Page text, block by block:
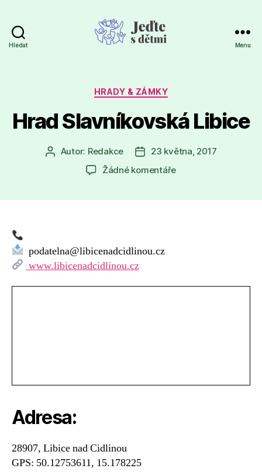
Hledat Menu
Rubriky
HRADY & ZÁMKY
Hrad Slavníkovská Libice
Autor
příspěvku
Autor: Redakce
Datum
příspěvku
23 května, 2017
Žádné komentářeu
podatelna@libicenadcidlinou.cz
www.libicenadcidlinou.cz
Adresa:
28907, Libice nad Cidlinou
GPS: 50.12753611, 15.178225